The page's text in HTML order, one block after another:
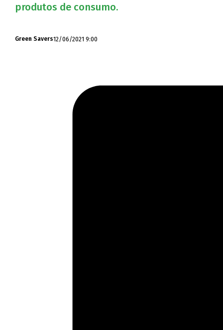
produtos de consumo.
Green Savers12/06/2021 9:00